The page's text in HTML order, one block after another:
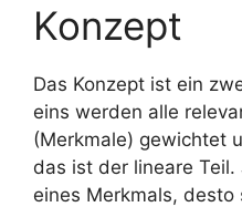
Konzept
Das Konzept ist ein
eins werden alle
(Merkmale) gewichtet
das ist der lineare
eines Merkmals, desto